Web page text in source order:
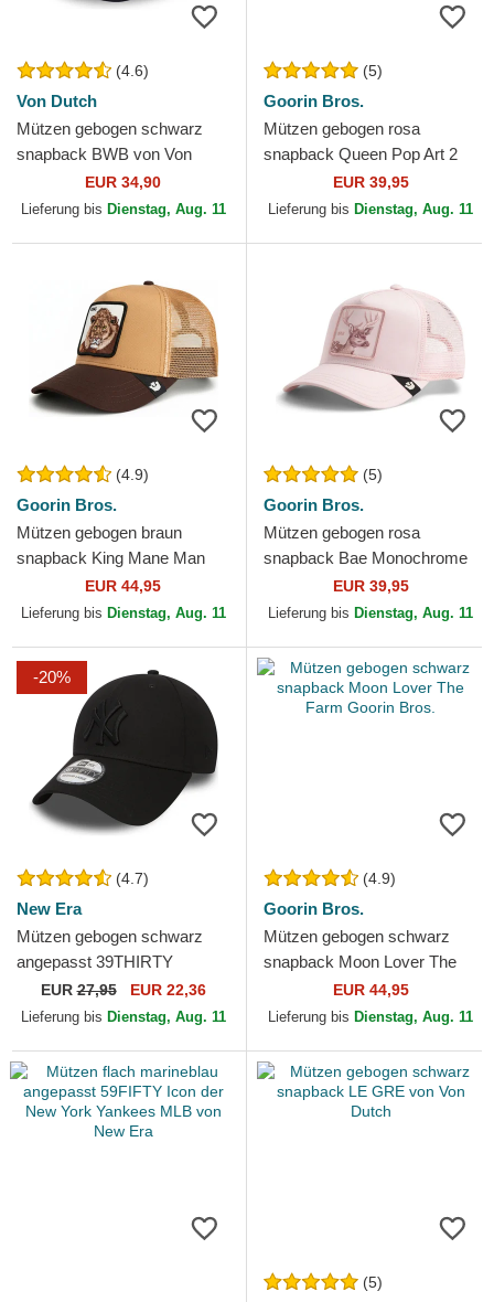
(4.6)
Von Dutch
Mützen gebogen schwarz
snapback BWB von Von
EUR 34,90
Lieferung bis Dienstag, Aug. 11
(5)
Goorin Bros.
Mützen gebogen rosa
snapback Queen Pop Art 2
The Farm Goorin Bros.
EUR 39,95
Lieferung bis Dienstag, Aug. 11
(4.9)
Goorin Bros.
Mützen gebogen braun
snapback King Mane Man
The Farm Goorin Bros.
EUR 44,95
Lieferung bis Dienstag, Aug. 11
(5)
Goorin Bros.
Mützen gebogen rosa
snapback Bae Monochrome
The Farm Goorin Bros.
EUR 39,95
Lieferung bis Dienstag, Aug. 11
-20%
(4.7)
New Era
Mützen gebogen schwarz
angepasst 39THIRTY
Classic der New York
Yankees MLB von New Era
EUR27,95 EUR 22,36
Lieferung bis Dienstag, Aug. 11
(4.9)
Goorin Bros.
Mützen gebogen schwarz
snapback Moon Lover The
Farm Goorin Bros.
EUR 44,95
Lieferung bis Dienstag, Aug. 11
(5)